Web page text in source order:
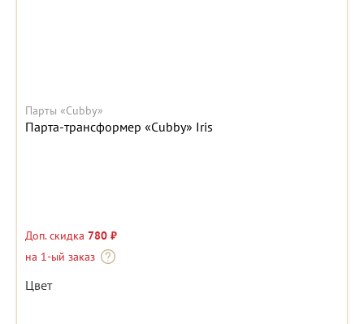
Парты «Cubby»
Парта-трансформер «Cubby» Iris
Доп. скидка 780 ₽
на 1-ый заказ
Цвет